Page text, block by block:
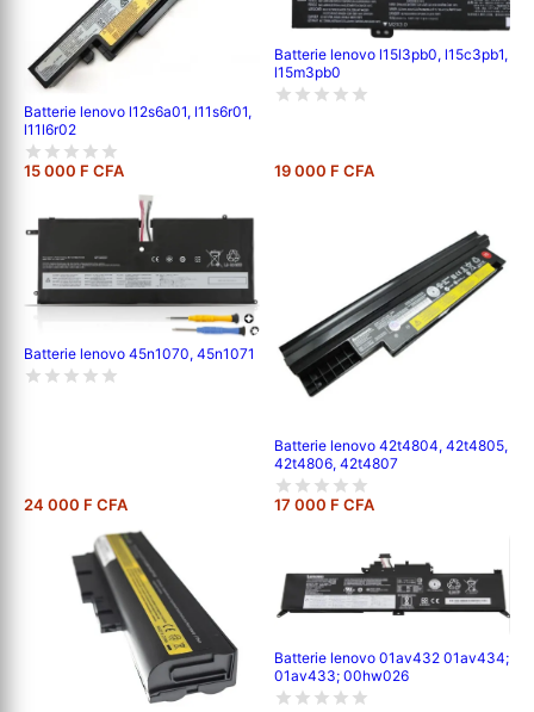
Batterie lenovo l12s6a01, l11s6r01,
l11l6r02
15 000 F CFA
Batterie lenovo l15l3pb0, l15c3pb1,
l15m3pb0
19 000 F CFA
Batterie lenovo 45n1070, 45n1071
24 000 F CFA
Batterie lenovo 42t4804, 42t4805,
42t4806, 42t4807
17 000 F CFA
Batterie lenovo 01av432 01av434;
01av433; 00hw026